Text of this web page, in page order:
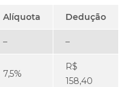
Alíquota Dedução
– –
7,5%
R$
158,40